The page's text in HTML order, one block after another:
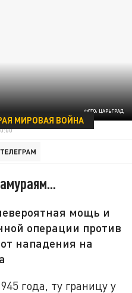
ФОТО: ЦАРЬГРАД
МИРОВАЯ ВОЙНА
мощь и
операции против
нападения на
года, ту границу у